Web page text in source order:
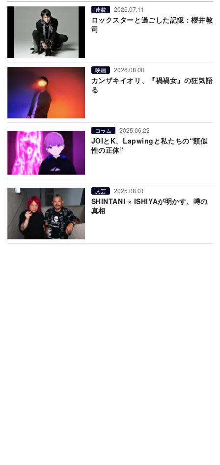
連載 2026.07.11
ロックスターと過ごした記憶：櫻井敦
司
映画 2026.08.08
カンザキイオリ、『禍禍女』の狂気語
る
コラム 2025.06.22
JOIとK、Lapwingと私たちの“類似
性の正体”
文芸 2025.08.01
SHINTANI × ISHIYAが明かす、噂の
真相